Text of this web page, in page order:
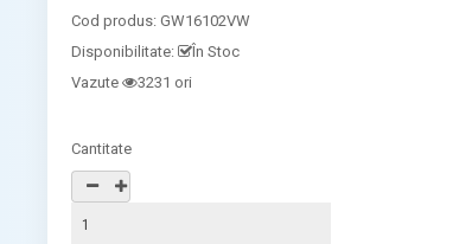
Cod produs:GW16102VW
Disponibilitate:
În Stoc
Vazute
3231 ori
Cantitate